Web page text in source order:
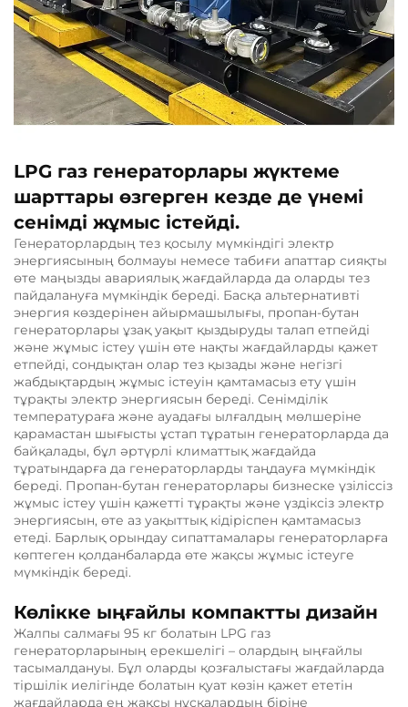
LPG газ генераторлары жүктеме
шарттары өзгерген кезде де үнемі
сенімді жұмыс істейді.
Генераторлардың тез қосылу мүмкіндігі электр
энергиясының болмауы немесе табиғи апаттар сияқты
өте маңызды авариялық жағдайларда да оларды тез
пайдалануға мүмкіндік береді. Басқа альтернативті
энергия көздерінен айырмашылығы, пропан-бутан
генераторлары ұзақ уақыт қыздыруды талап етпейді
және жұмыс істеу үшін өте нақты жағдайларды қажет
етпейді, сондықтан олар тез қызады және негізгі
жабдықтардың жұмыс істеуін қамтамасыз ету үшін
тұрақты электр энергиясын береді. Сенімділік
температураға және ауадағы ылғалдың мөлшеріне
қарамастан шығысты ұстап тұратын генераторларда да
байқалады, бұл әртүрлі климаттық жағдайда
тұратындарға да генераторларды таңдауға мүмкіндік
береді. Пропан-бутан генераторлары бизнеске үзіліссіз
жұмыс істеу үшін қажетті тұрақты және үздіксіз электр
энергиясын, өте аз уақыттық кідіріспен қамтамасыз
етеді. Барлық орындау сипаттамалары генераторларға
көптеген қолданбаларда өте жақсы жұмыс істеуге
мүмкіндік береді.
Көлікке ыңғайлы компактты дизайн
Жалпы салмағы 95 кг болатын LPG газ
генераторларының ерекшелігі – олардың ыңғайлы
тасымалдануы. Бұл оларды қозғалыстағы жағдайларда
тіршілік иелігінде болатын қуат көзін қажет ететін
жағдайларда ең жақсы нұсқалардың біріне